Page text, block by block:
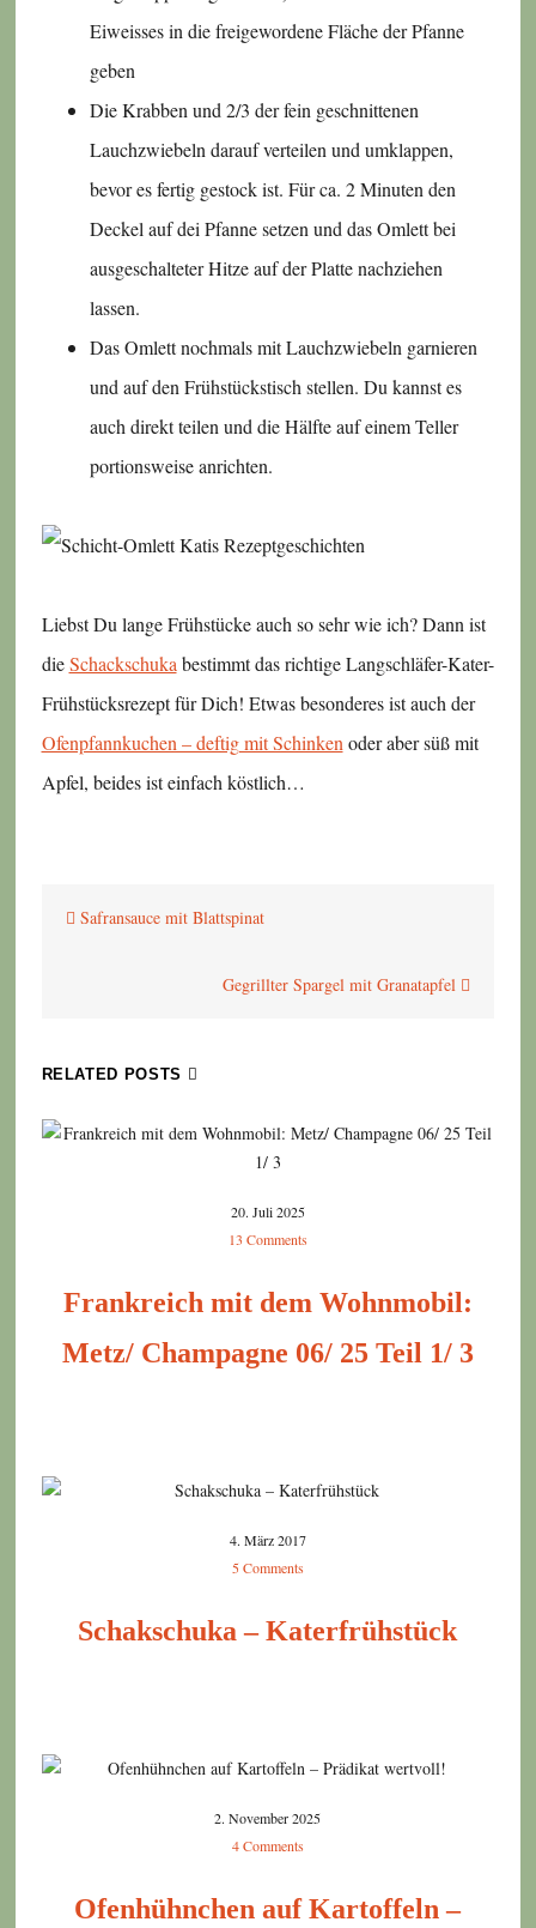
Eiweisses in die freigewordene Fläche der Pfanne
geben
Die Krabben und 2/3 der fein geschnittenen
Lauchzwiebeln darauf verteilen und umklappen,
bevor es fertig gestock ist. Für ca. 2 Minuten den
Deckel auf dei Pfanne setzen und das Omlett bei
ausgeschalteter Hitze auf der Platte nachziehen
lassen.
Das Omlett nochmals mit Lauchzwiebeln garnieren
und auf den Frühstückstisch stellen. Du kannst es
auch direkt teilen und die Hälfte auf einem Teller
portionsweise anrichten.
Liebst Du lange Frühstücke auch so sehr wie ich? Dann ist
dieSchackschuka bestimmt das richtige Langschläfer-Kater-
Frühstücksrezept für Dich! Etwas besonderes ist auch der
Ofenpfannkuchen – deftig mit Schinken oder aber süß mit
Apfel, beides ist einfach köstlich…
Safransauce mit Blattspinat
Gegrillter Spargel mit Granatapfel
RELATED POSTS
20. Juli 2025
13 Comments
Frankreich mit dem Wohnmobil:
Metz/ Champagne 06/ 25 Teil 1/ 3
4. März 2017
5 Comments
Schakschuka – Katerfrühstück
2. November 2025
4 Comments
Ofenhühnchen auf Kartoffeln –